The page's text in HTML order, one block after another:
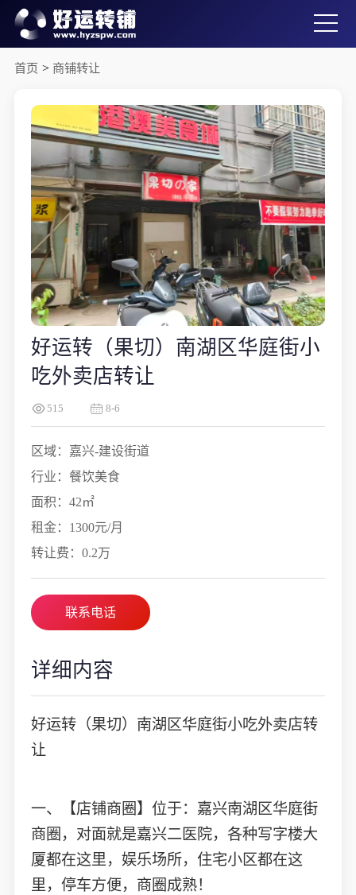
首页 > 商铺转让
好运转（果切）南湖区华庭街小
吃外卖店转让
515 8-6
区域：嘉兴-建设街道
行业：餐饮美食
面积：42㎡
租金：1300元/月
转让费：0.2万
联系电话
详细内容
好运转（果切）南湖区华庭街小吃外卖店转
让
一、【店铺商圈】位于：嘉兴南湖区华庭街
商圈，对面就是嘉兴二医院，各种写字楼大
厦都在这里，娱乐场所，住宅小区都在这
里，停车方便，商圈成熟！